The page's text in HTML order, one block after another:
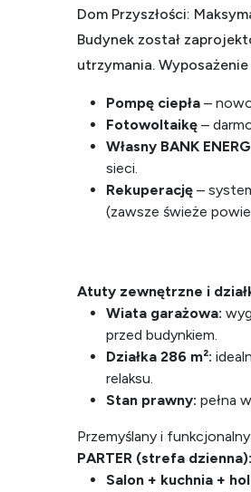
Dom Przyszłości:
Budynek został
utrzymania.
Pompę ciepła –
Fotowoltaikę –
Własny BANK
sieci.
Rekuperację –
(zawsze świeże
Atuty zewnętrzne i
Wiata garażowa:
przed budynkiem.
Działka 286 m²:
relaksu.
Stan prawny: pełna
Przemyślany i
PARTER (strefa dzienna):
Salon + kuchnia +